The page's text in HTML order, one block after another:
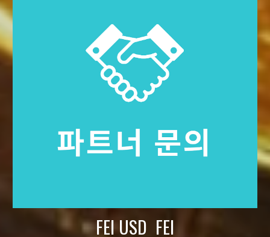
FEI USD FEI